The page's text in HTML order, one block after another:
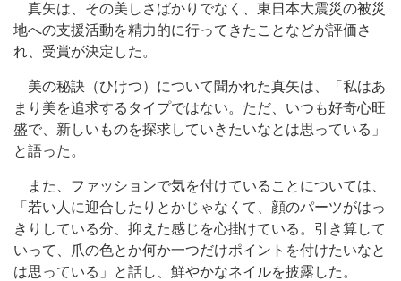
真矢は、その美しさばかりでなく、東日本大震災の被災
地への支援活動を精力的に行ってきたことなどが評価さ
れ、受賞が決定した。
美の秘訣（ひけつ）について聞かれた真矢は、「私はあ
まり美を追求するタイプではない。ただ、いつも好奇心旺
盛で、新しいものを探求していきたいなとは思っている」
と語った。
また、ファッションで気を付けていることについては、
「若い人に迎合したりとかじゃなくて、顔のパーツがはっ
きりしている分、抑えた感じを心掛けている。引き算して
いって、爪の色とか何か一つだけポイントを付けたいなと
は思っている」と話し、鮮やかなネイルを披露した。